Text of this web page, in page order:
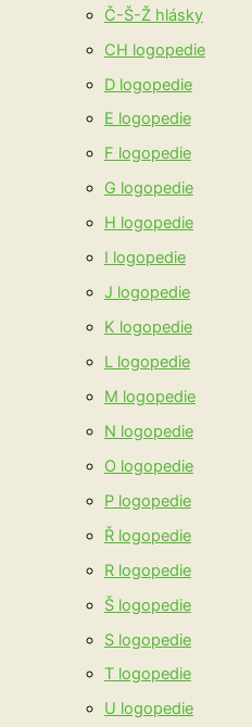
Č-Š-Ž hlásky
CH logopedie
D logopedie
E logopedie
F logopedie
G logopedie
H logopedie
I logopedie
J logopedie
K logopedie
L logopedie
M logopedie
N logopedie
O logopedie
P logopedie
Ř logopedie
R logopedie
Š logopedie
S logopedie
T logopedie
U logopedie